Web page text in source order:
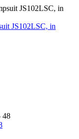
JS102LSC, in